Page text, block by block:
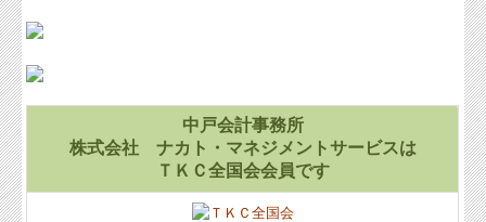
関与先向け融資商品ご紹介
経営者お役立ち情報
中戸会計事務所
株式会社 ナカト・マネジメントサービスは
ＴＫＣ全国会会員です